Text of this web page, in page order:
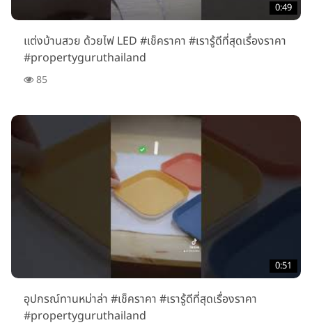
0:49
แต่งบ้านสวย ด้วยไฟ LED #เช็คราคา #เรารู้ดีที่สุดเรื่องราคา
#propertyguruthailand
85
0:51
อุปกรณ์ทานหม่าล่า #เช็คราคา #เรารู้ดีที่สุดเรื่องราคา
#propertyguruthailand